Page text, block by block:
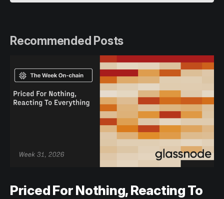
Recommended Posts
Priced For Nothing, Reacting To